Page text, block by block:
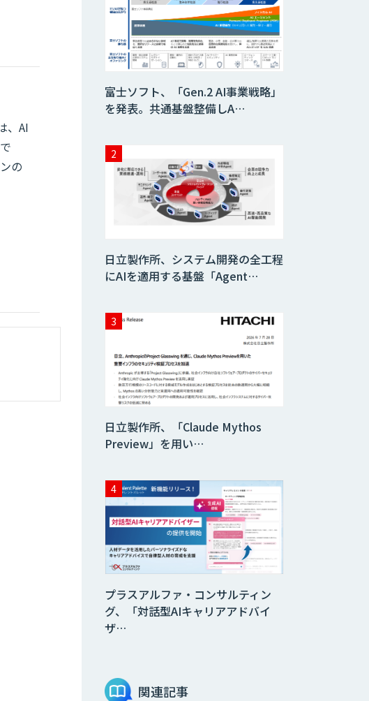
、AI
の
富士ソフト、「Gen.2 AI事業戦略」
を発表。共通基盤整備しA…
日立製作所、システム開発の全工程
にAIを適用する基盤「Agent…
日立製作所、「Claude Mythos
Preview」を用い…
プラスアルファ・コンサルティン
グ、「対話型AIキャリアアドバイ
ザ…
関連記事